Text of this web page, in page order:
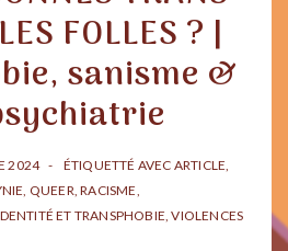
FOLLES ? |
sanisme &
2024 ÉTIQUETTÉ AVEC ARTICLE,
, QUEER,RACISME,
ET TRANSPHOBIE,VIOLENCES